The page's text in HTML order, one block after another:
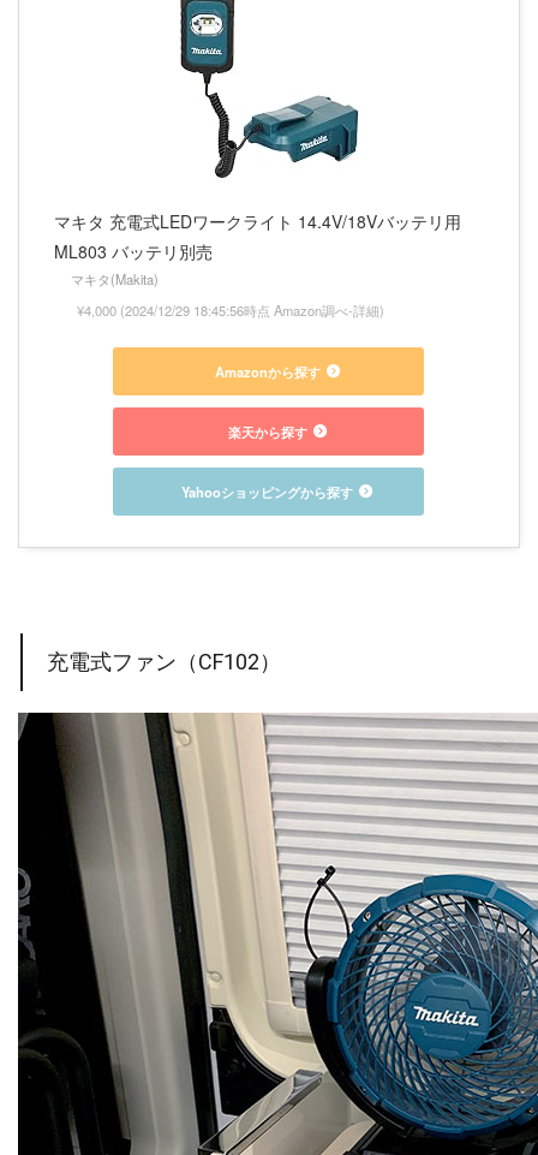
マキタ 充電式LEDワークライト 14.4V/18Vバッテリ用
ML803 バッテリ別売
マキタ(Makita)
¥4,000 (2024/12/29 18:45:56時点 Amazon調べ-詳細)
Amazonから探す
楽天から探す
Yahooショッピングから探す
充電式ファン（CF102）